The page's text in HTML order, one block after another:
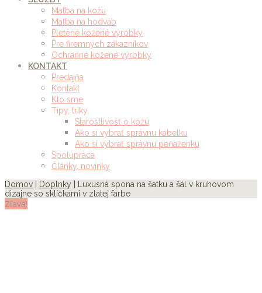
Maľba na kožu
Maľba na hodváb
Pletené kožené výrobky
Pre firemných zákazníkov
Ochranné kožené výrobky
KONTAKT
Predajňa
Kontakt
Kto sme
Tipy, triky
Starostlivosť o kožu
Ako si vybrať správnu kabelku
Ako si vybrať správnu peňaženku
Spolupráca
Články, novinky
Domov
Doplnky | Luxusná spona na šatku a šál v kruhovom
dizajne so sklíčkami v zlatej farbe
Zľava!